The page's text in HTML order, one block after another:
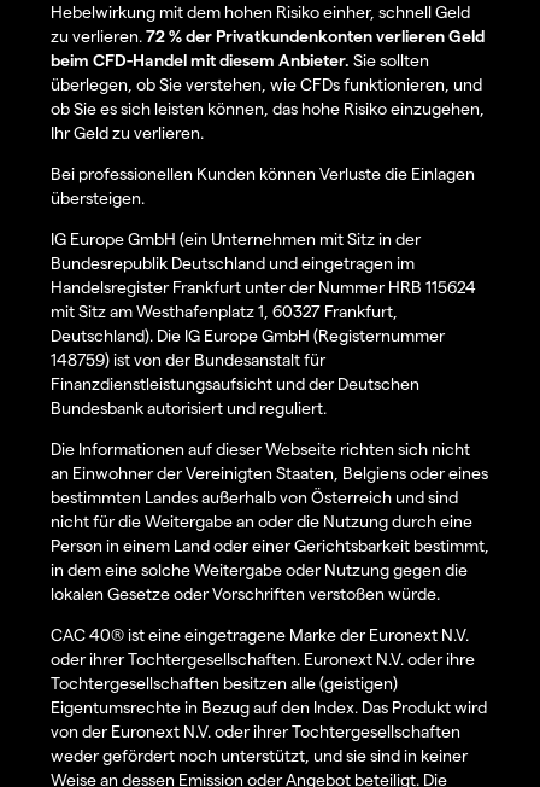
Hebelwirkung mit dem hohen Risiko einher, schnell Geld
zu verlieren.72 % der Privatkundenkonten verlieren Geld
beim CFD-Handel mit diesem Anbieter. Sie sollten
überlegen, ob Sie verstehen, wie CFDs funktionieren, und
ob Sie es sich leisten können, das hohe Risiko einzugehen,
Ihr Geld zu verlieren.
Bei professionellen Kunden können Verluste die Einlagen
übersteigen.
IG Europe GmbH (ein Unternehmen mit Sitz in der
Bundesrepublik Deutschland und eingetragen im
Handelsregister Frankfurt unter der Nummer HRB 115624
mit Sitz am Westhafenplatz 1, 60327 Frankfurt,
Deutschland). Die IG Europe GmbH (Registernummer
148759) ist von der Bundesanstalt für
Finanzdienstleistungsaufsicht und der Deutschen
Bundesbank autorisiert und reguliert.
Die Informationen auf dieser Webseite richten sich nicht
an Einwohner der Vereinigten Staaten, Belgiens oder eines
bestimmten Landes außerhalb von Österreich und sind
nicht für die Weitergabe an oder die Nutzung durch eine
Person in einem Land oder einer Gerichtsbarkeit bestimmt,
in dem eine solche Weitergabe oder Nutzung gegen die
lokalen Gesetze oder Vorschriften verstoßen würde.
CAC 40® ist eine eingetragene Marke der Euronext N.V.
oder ihrer Tochtergesellschaften. Euronext N.V. oder ihre
Tochtergesellschaften besitzen alle (geistigen)
Eigentumsrechte in Bezug auf den Index. Das Produkt wird
von der Euronext N.V. oder ihrer Tochtergesellschaften
weder gefördert noch unterstützt, und sie sind in keiner
Weise an dessen Emission oder Angebot beteiligt. Die